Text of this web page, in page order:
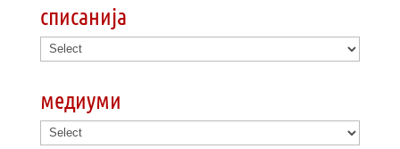
списанија
медиуми